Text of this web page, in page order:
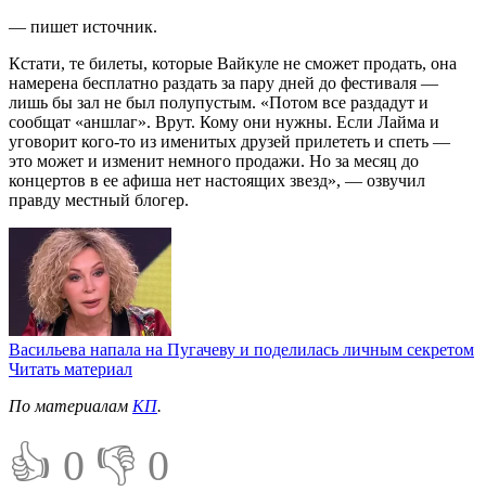
— пишет источник.
Кстати, те билеты, которые Вайкуле не сможет продать, она
намерена бесплатно раздать за пару дней до фестиваля —
лишь бы зал не был полупустым. «Потом все раздадут и
сообщат «аншлаг». Врут. Кому они нужны. Если Лайма и
уговорит кого-то из именитых друзей прилететь и спеть —
это может и изменит немного продажи. Но за месяц до
концертов в ее афиша нет настоящих звезд», — озвучил
правду местный блогер.
Васильева напала на Пугачеву и поделилась личным секретом
Читать материал
По материалам КП.
👍 0 👎 0